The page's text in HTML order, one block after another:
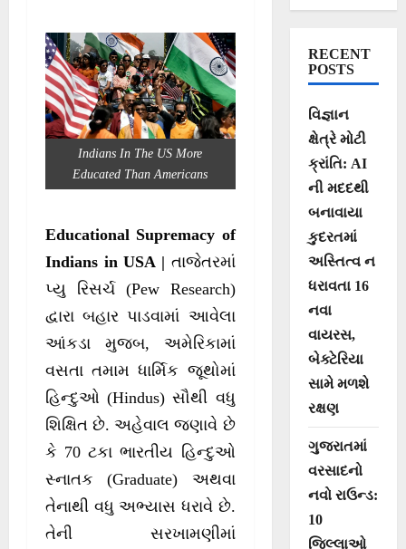
વધતો ફાળ
Indians In The US More
Educated Than Americans
Educational Supremacy of
Indians in USA | તાજેતરમાં
પ્યુ રિસર્ચ (Pew Research)
દ્વારા બહાર પાડવામાં આવેલા
આંકડા મુજબ, અમેરિકામાં
વસતા તમામ ધાર્મિક જૂથોમાં
હિન્દુઓ (Hindus) સૌથી વધુ
શિક્ષિત છે. અહેવાલ જણાવે છે
કે 70 ટકા ભારતીય હિન્દુઓ
સ્નાતક (Graduate) અથવા
તેનાથી વધુ અભ્યાસ ધરાવે છે.
તેની સરખામણીમાં
RECENT
POSTS
વિજ્ઞાન
ક્ષેત્રે મોટી
ક્રાંતિ: AI
ની મદદથી
બનાવાયા
કુદરતમાં
અસ્તિત્વ ન
ધરાવતા 16
નવા
વાયરસ,
બેક્ટેરિયા
સામે મળશે
રક્ષણ
ગુજરાતમાં
વરસાદનો
નવો રાઉન્ડ:
10
જિલ્લાઓ